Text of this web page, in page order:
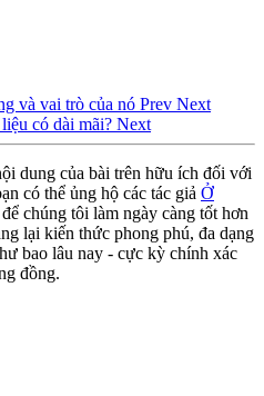
và vai trò của nó Prev Next
có dài mãi? Next
dung của bài trên hữu ích đối với
có thể ủng hộ các tác giả Ở
để chúng tôi làm ngày càng tốt hơn
lại kiến thức phong phú, đa dạng
bao lâu nay - cực kỳ chính xác
đồng.